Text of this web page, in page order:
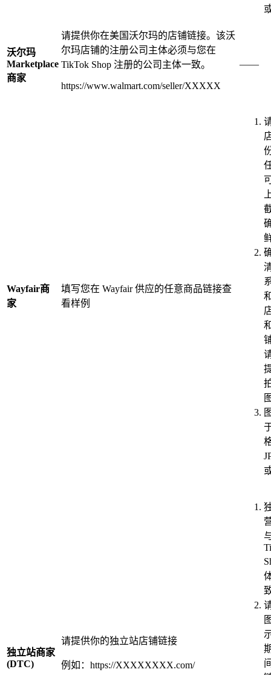
沃尔玛
Marketplace
商家
请提供你在美国沃尔玛的店铺链接。该沃
尔玛店铺的注册公司主体必须与您在
TikTok Shop 注册的公司主体一致。
https://www.walmart.com/seller/XXXXX
——
Wayfair商
家
填写您在 Wayfair 供应的任意商品链接查
看样例
独立站商家
(DTC)
请提供你的独立站店铺链接
例如：https://XXXXXXXX.com/